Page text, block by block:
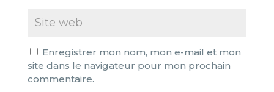
Enregistrer mon nom, mon e-mail et mon
site dans le navigateur pour mon prochain
commentaire.